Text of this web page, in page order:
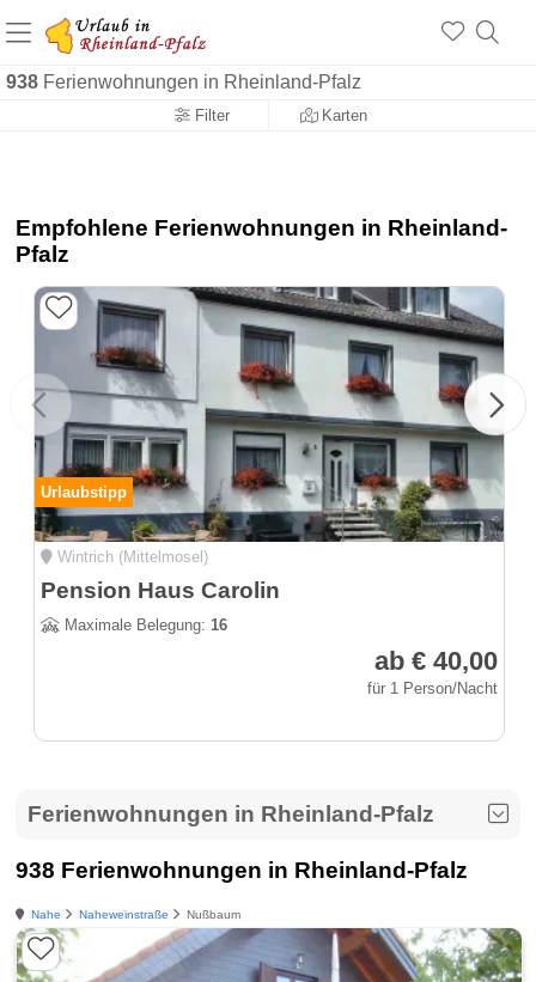
938 Ferienwohnungen in Rheinland-Pfalz
Filter Karten
+1.500 Unterkünfte in Rheinland-Pfalz
+1.000 Sehenswürdigkeiten
Über 25 Jahre online
Empfohlene Ferienwohnungen in Rheinland-
Pfalz
Urlaubstipp
Wintrich (Mittelmosel)
Pension Haus Carolin
Maximale Belegung: 16
ab € 40,00
für 1 Person/Nacht
Ferienwohnungen in Rheinland-Pfalz
938 Ferienwohnungen in Rheinland-Pfalz
Nahe Naheweinstraße Nußbaum